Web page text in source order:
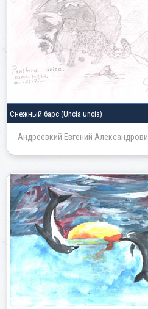
Снежный барс (Uncia uncia)
Андреевкий Евгений Александрови